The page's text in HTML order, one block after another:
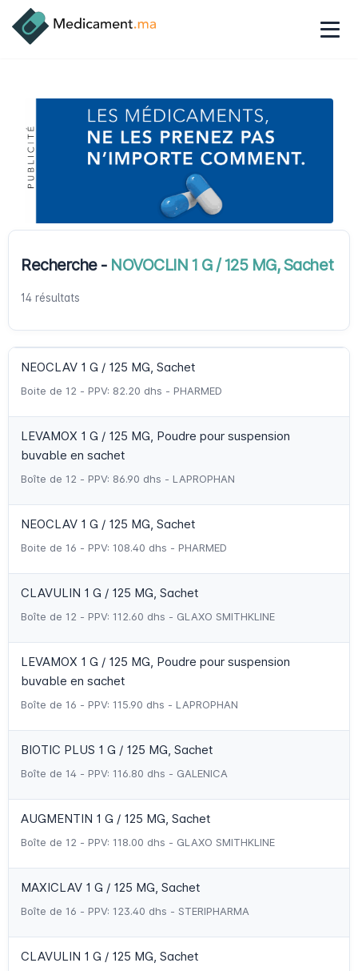
Recherche - NOVOCLIN 1 G / 125 MG, Sachet
14 résultats
NEOCLAV 1 G / 125 MG, Sachet
Boite de 12 - PPV: 82.20 dhs - PHARMED
LEVAMOX 1 G / 125 MG, Poudre pour suspension
buvable en sachet
Boîte de 12 - PPV: 86.90 dhs - LAPROPHAN
NEOCLAV 1 G / 125 MG, Sachet
Boite de 16 - PPV: 108.40 dhs - PHARMED
CLAVULIN 1 G / 125 MG, Sachet
Boîte de 12 - PPV: 112.60 dhs - GLAXO SMITHKLINE
LEVAMOX 1 G / 125 MG, Poudre pour suspension
buvable en sachet
Boîte de 16 - PPV: 115.90 dhs - LAPROPHAN
BIOTIC PLUS 1 G / 125 MG, Sachet
Boîte de 14 - PPV: 116.80 dhs - GALENICA
AUGMENTIN 1 G / 125 MG, Sachet
Boîte de 12 - PPV: 118.00 dhs - GLAXO SMITHKLINE
MAXICLAV 1 G / 125 MG, Sachet
Boîte de 16 - PPV: 123.40 dhs - STERIPHARMA
CLAVULIN 1 G / 125 MG, Sachet